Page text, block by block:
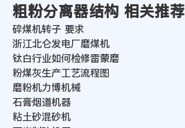
粗粉分离器结构 相关推荐
碎煤机转子 要求
浙江北仑发电厂磨煤机
钛白行业如何检修雷蒙磨
粉煤灰生产工艺流程图
磨粉机力博机械
石膏烟道机器
粘土砂混砂机